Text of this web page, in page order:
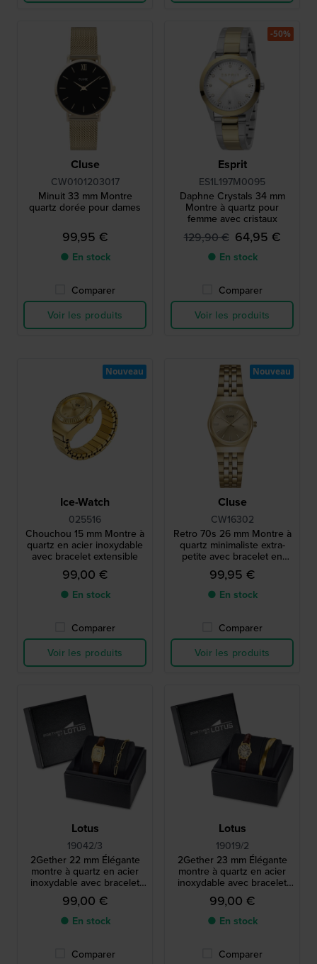
Cluse
CW0101203017
Minuit 33 mm Montre
quartz dorée pour dames
99,95 €
● En stock
Comparer
Voir les produits
Esprit
ES1L197M0095
Daphne Crystals 34 mm
Montre à quartz pour
femme avec cristaux
129,90 € 64,95 €
● En stock
Comparer
Voir les produits
-50%
Ice-Watch
025516
Chouchou 15 mm Montre à
quartz en acier inoxydable
avec bracelet extensible
99,00 €
● En stock
Comparer
Voir les produits
Nouveau
Cluse
CW16302
Retro 70s 26 mm Montre à
quartz minimaliste extra-
petite avec bracelet en
acier inoxydable.
99,95 €
● En stock
Comparer
Voir les produits
Nouveau
Lotus
19042/3
2Gether 22 mm Élégante
montre à quartz en acier
inoxydable avec bracelet
gratuit
99,00 €
● En stock
Comparer
Lotus
19019/2
2Gether 23 mm Élégante
montre à quartz en acier
inoxydable avec bracelet
gratuit
99,00 €
● En stock
Comparer